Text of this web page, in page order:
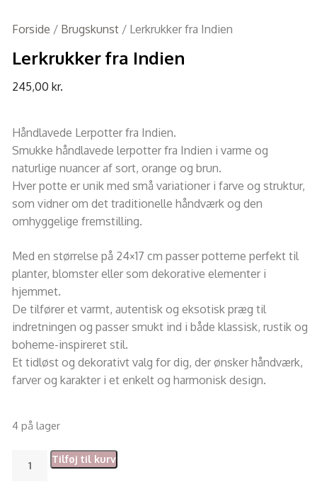
Forside / Brugskunst/ Lerkrukker fra Indien
Lerkrukker fra Indien
245,00 kr.
Håndlavede Lerpotter fra Indien.
Smukke håndlavede lerpotter fra Indien i varme og
naturlige nuancer af sort, orange og brun.
Hver potte er unik med små variationer i farve og struktur,
som vidner om det traditionelle håndværk og den
omhyggelige fremstilling.
Med en størrelse på 24×17 cm passer potterne perfekt til
planter, blomster eller som dekorative elementer i
hjemmet.
De tilfører et varmt, autentisk og eksotisk præg til
indretningen og passer smukt ind i både klassisk, rustik og
boheme-inspireret stil.
Et tidløst og dekorativt valg for dig, der ønsker håndværk,
farver og karakter i et enkelt og harmonisk design.
4 på lager
Tilføj til kurv